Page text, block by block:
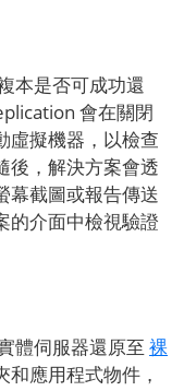
本是否可成功還
會在關閉
虛擬機器，以檢查
後，解決方案會透
幕截圖或報告傳送
的介面中檢視驗證
體伺服器還原至 裸
和應用程式物件，